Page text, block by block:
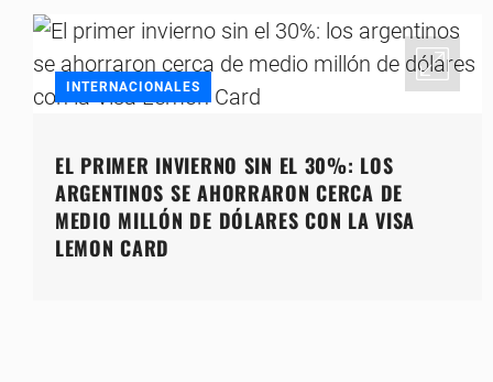
INTERNACIONALES
EL PRIMER INVIERNO SIN EL 30%: LOS
ARGENTINOS SE AHORRARON CERCA DE
MEDIO MILLÓN DE DÓLARES CON LA VISA
LEMON CARD